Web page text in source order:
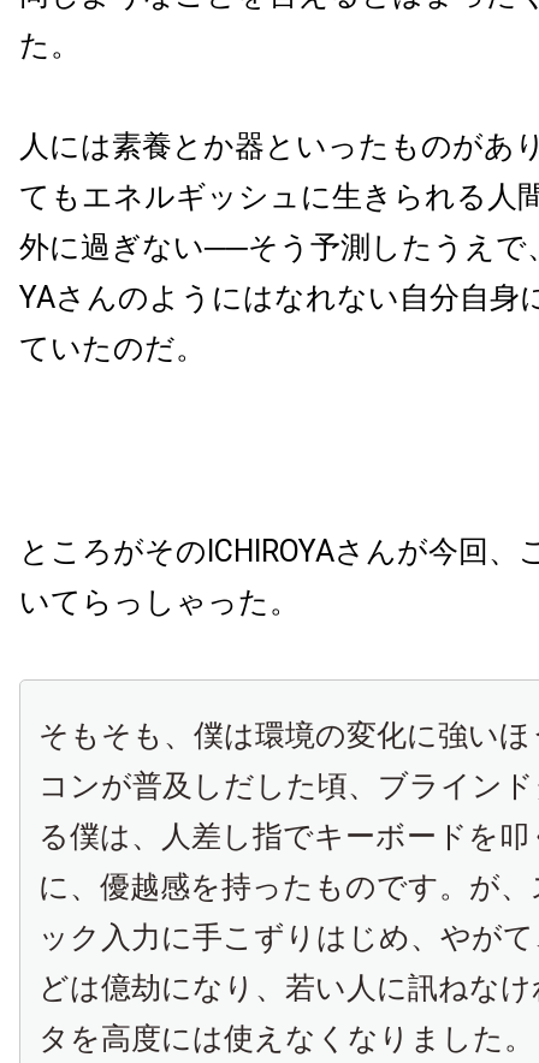
た。
人には素養とか器といったものがあ
てもエネルギッシュに生きられる人
外に過ぎない──そう予測したうえで
YAさんのようにはなれない自分自身
ていたのだ。
ところがそのICHIROYAさんが今回、
いてらっしゃった。
そもそも、僕は環境の変化に強い
コンが普及しだした頃、ブライン
る僕は、人差し指でキーボードを
に、優越感を持ったものです。が
ック入力に手こずりはじめ、やが
どは億劫になり、若い人に訊ねな
タを高度には使えなくなりました。